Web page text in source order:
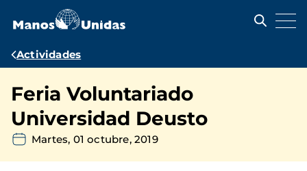
contenido
Ruta
navegación
Actividades
Feria Voluntariado
Universidad Deusto
Martes, 01 octubre, 2019